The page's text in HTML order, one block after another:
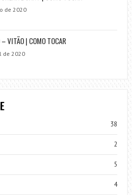
de 2020
VITÃO | COMO TOCAR
de 2020
38
2
5
4